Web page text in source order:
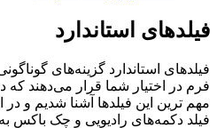
فیلدهای استاندارد
فیلدهای استاندارد گزینه‌های
فرم در اختیار شما قرار می‌دهند
مهم ترین این فیلدها آشنا شدیم و
فیلد دکمه‌های رادیویی و چک باکس